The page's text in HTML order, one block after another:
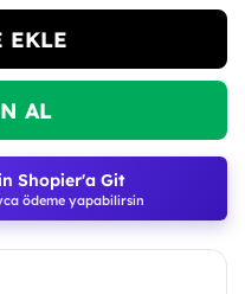
EKLE
AL
Shopier'a Git
ödeme yapabilirsin